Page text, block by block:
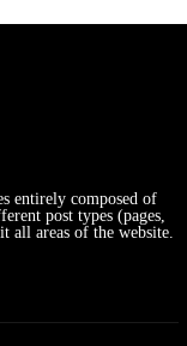
entirely composed of
post types (pages,
all areas of the website.